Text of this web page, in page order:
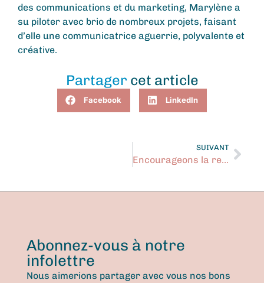
des communications et du marketing, Marylène a
su piloter avec brio de nombreux projets, faisant
d’elle une communicatrice aguerrie, polyvalente et
créative.
Partagercet article
Facebook LinkedIn
SUIVANT
Encourageons la relève !
Abonnez-vous à notre
infolettre
Nous aimerions partager avec vous nos bons